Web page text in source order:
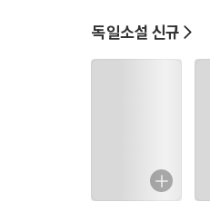
독일소설 신규